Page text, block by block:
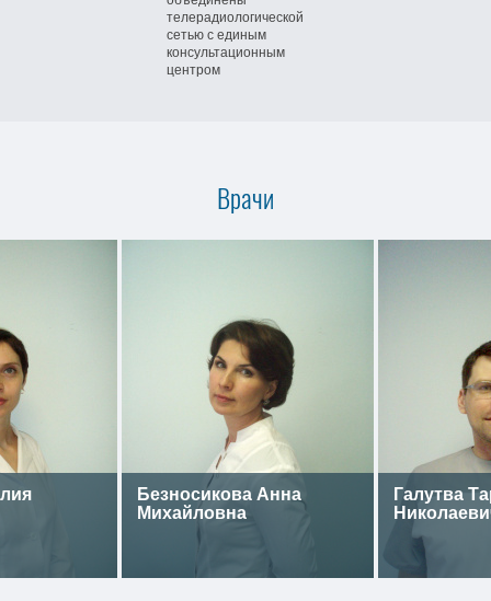
телерадиологической
сетью с единым
консультационным
центром
Врачи
Безносикова Анна
Михайловна
Галутва